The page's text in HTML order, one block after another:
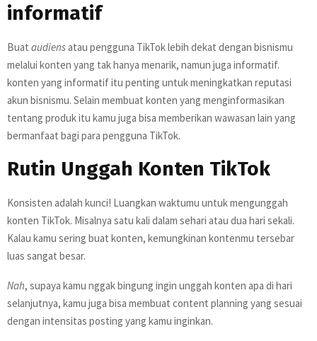
informatif
Buat audiensatau pengguna TikTok lebih dekat dengan bisnismu
melalui konten yang tak hanya menarik, namun juga informatif.
konten yang informatif itu penting untuk meningkatkan reputasi
akun bisnismu. Selain membuat konten yang menginformasikan
tentang produk itu kamu juga bisa memberikan wawasan lain yang
bermanfaat bagi para pengguna TikTok.
Rutin Unggah Konten TikTok
Konsisten adalah kunci! Luangkan waktumu untuk mengunggah
konten TikTok. Misalnya satu kali dalam sehari atau dua hari sekali.
Kalau kamu sering buat konten, kemungkinan kontenmu tersebar
luas sangat besar.
Nah, supaya kamu nggak bingung ingin unggah konten apa di hari
selanjutnya, kamu juga bisa membuat content planning yang sesuai
dengan intensitas posting yang kamu inginkan.